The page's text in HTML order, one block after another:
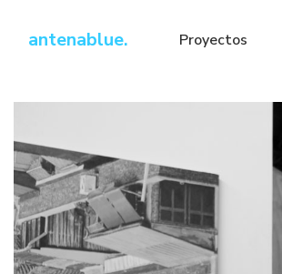
antenablue. Proyectos